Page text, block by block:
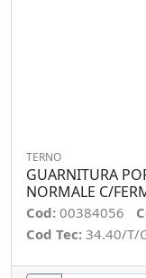
TERNO
GUARNITURA
NORMALE C/
Cod: 00384056
Cod Tec: 34.40/T/